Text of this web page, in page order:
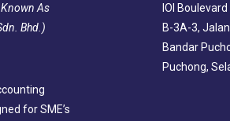
As
Bhd.)
for SME’s
IOI Boulevard
B-3A-3,
Bandar
Puchong,